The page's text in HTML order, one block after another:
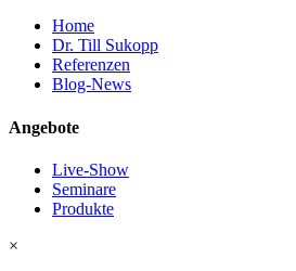
Home
Dr. Till Sukopp
Referenzen
Blog-News
Angebote
Live-Show
Seminare
Produkte
×